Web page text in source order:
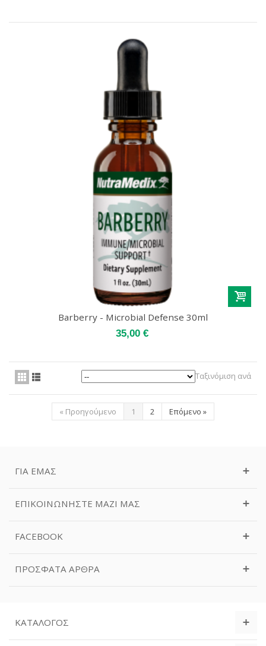
Barberry - Microbial Defense 30ml
35,00 €
Ταξινόμιση ανά
« Προηγούμενο 1 2 Επόμενο »
ΓΙΑ ΕΜΆΣ
ΕΠΙΚΟΙΝΩΝΉΣΤΕ ΜΑΖΊ ΜΑΣ
FACEBOOK
ΠΡΌΣΦΑΤΑ ΆΡΘΡΑ
ΚΑΤΆΛΟΓΟΣ